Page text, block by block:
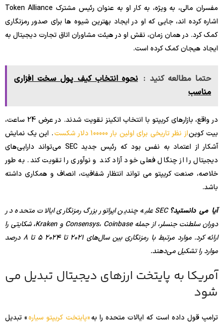
مفسران مالی، به ویژه، به کار او به عنوان رئیس مشترک Token Alliance
اشاره کرده اند، جایی که او در ایجاد بهترین شیوه ها برای صدور رمزنگاری
کمک کرد. در همان زمان، نقش او در هیئت مشاوران اتاق تجارت دیجیتال به
ایجاد هیجان کمک کرده است.
حتما مطالعه کنید : نحوه انتخاب کیف پول سخت افزاری
مناسب
در واقع، بازارهای کریپتو با انتخاب اتکینز تقویت شدند. در عرض 24 ساعت،
بیت کویناز نظر تاریخی برای اولین بار 100000 دلار شکست
. این یک نمایش
آشکار از اعتماد به نفس بود که رئیس جدید SEC می‌تواند دارایی‌های
دیجیتال را از چنگال فعلی خود آزاد کند و نوآوری را تقویت کند. به طور
خلاصه، صنعت کریپتو می تواند انتظار شفافیت، انصاف و همکاری داشته
باشد.
آیا می دانستید؟
SEC علیه چندین اپراتور بزرگ رمزنگاری ایالات متحده در
دوران سلطنت جنسلر، از جمله Consensys، Coinbase و Kraken، شکایتی را
ارائه کرد. موارد مرتبط با رمزنگاری بین سال‌های 2021 تا 2024 5 تا 8 درصد
موارد را تشکیل می‌دهند.
آمریکا به پایتخت ارزهای دیجیتال تبدیل می
شود
ترامپ قول داده است که ایالات متحده را به«پایتخت کریپتو سیاره» تبدیل